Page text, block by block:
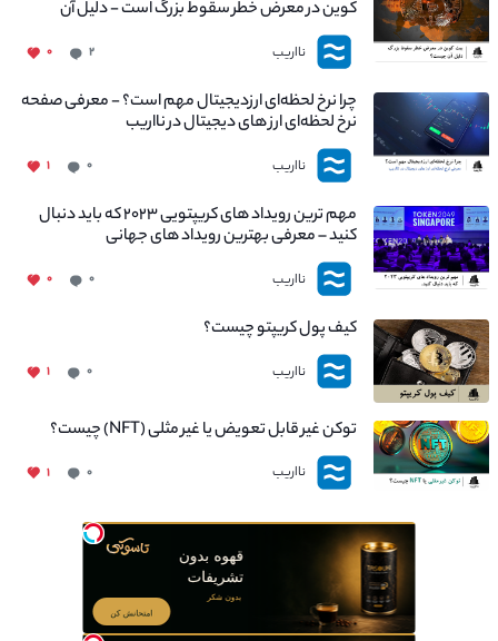
کوین در معرض خطر سقوط بزرگ است - دلیل آن
چیست؟
نااریب ۲ ۰
چرا نرخ لحظه‌ای ارزدیجیتال مهم است؟ - معرفی صفحه
نرخ لحظه‌ای ارز های دیجیتال در نااریب
نااریب ۰ ۱
مهم ترین رویداد های کریپتویی ۲۰۲۳ که باید دنبال
کنید – معرفی بهترین رویداد های جهانی
نااریب ۰ ۰
کیف پول کریپتو چیست؟
نااریب ۰ ۱
توکن غیر قابل تعویض یا غیر مثلی (NFT) چیست؟
نااریب ۰ ۱